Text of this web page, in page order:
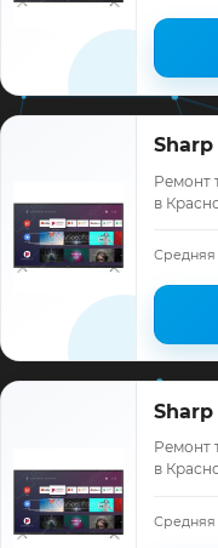
Sharp
Ремонт
в
месяцев.
Средняя
Sharp
Ремонт
в
месяцев.
Средняя